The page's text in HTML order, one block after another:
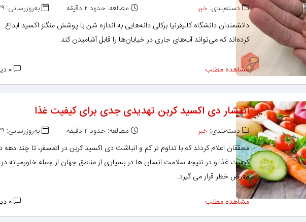
دسته‌بندی: خبر مطالعه: حدود ۲ دقیقه
به‌روزرسانی: ۱۳۹۸/۱۱/۲۹
دانشمندان دانشگاه کالیفرنیا برکلی دانه‌هایی به اندازه شن با پوشش منگنز اکسید ابداع
کرده‌اند که می‌تواند آب‌های جاری در خیابان‌ها را قابل آشامیدن کند.
مشاهده مطلب
انتشار دی اکسید کربن تهدیدی جدی برای کیفیت غذا
دسته‌بندی: خبر مطالعه: حدود ۲ دقیقه
به‌روزرسانی: ۱۳۹۸/۱۱/۲۹
محققان اعلام کردند که با تداوم تراکم و انباشت دی اکسید کربن در اتمسفر، تا چند دهه
کیفیت غذا و در نتیجه سلامت انسان ها در بسیاری از مناطق جهان از جمله خاورمیانه در
معرض خطر قرار می گیرد.
مشاهده مطلب